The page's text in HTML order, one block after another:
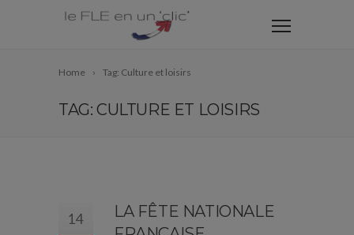
Home Tag: Culture et loisirs
TAG: CULTURE ET LOISIRS
14
LA FÊTE NATIONALE